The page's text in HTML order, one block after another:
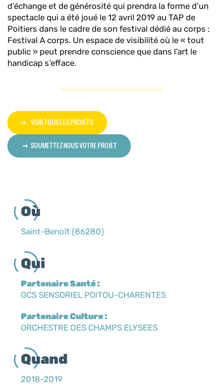
d’échange et de générosité qui prendra la forme d’un
spectacle qui a été joué le 12 avril 2019 au TAP de
Poitiers dans le cadre de son festival dédié au corps :
Festival A corps. Un espace de visibilité où le « tout
public » peut prendre conscience que dans l’art le
handicap s’efface.
VOIR TOUS LES PROJETS
SOUMETTEZ-NOUS VOTRE PROJET
Où
Saint-Benoît (86280)
Qui
Partenaire Santé :
GCS SENSORIEL POITOU-CHARENTES
Partenaire Culture :
ORCHESTRE DES CHAMPS ELYSEES
Quand
2018-2019